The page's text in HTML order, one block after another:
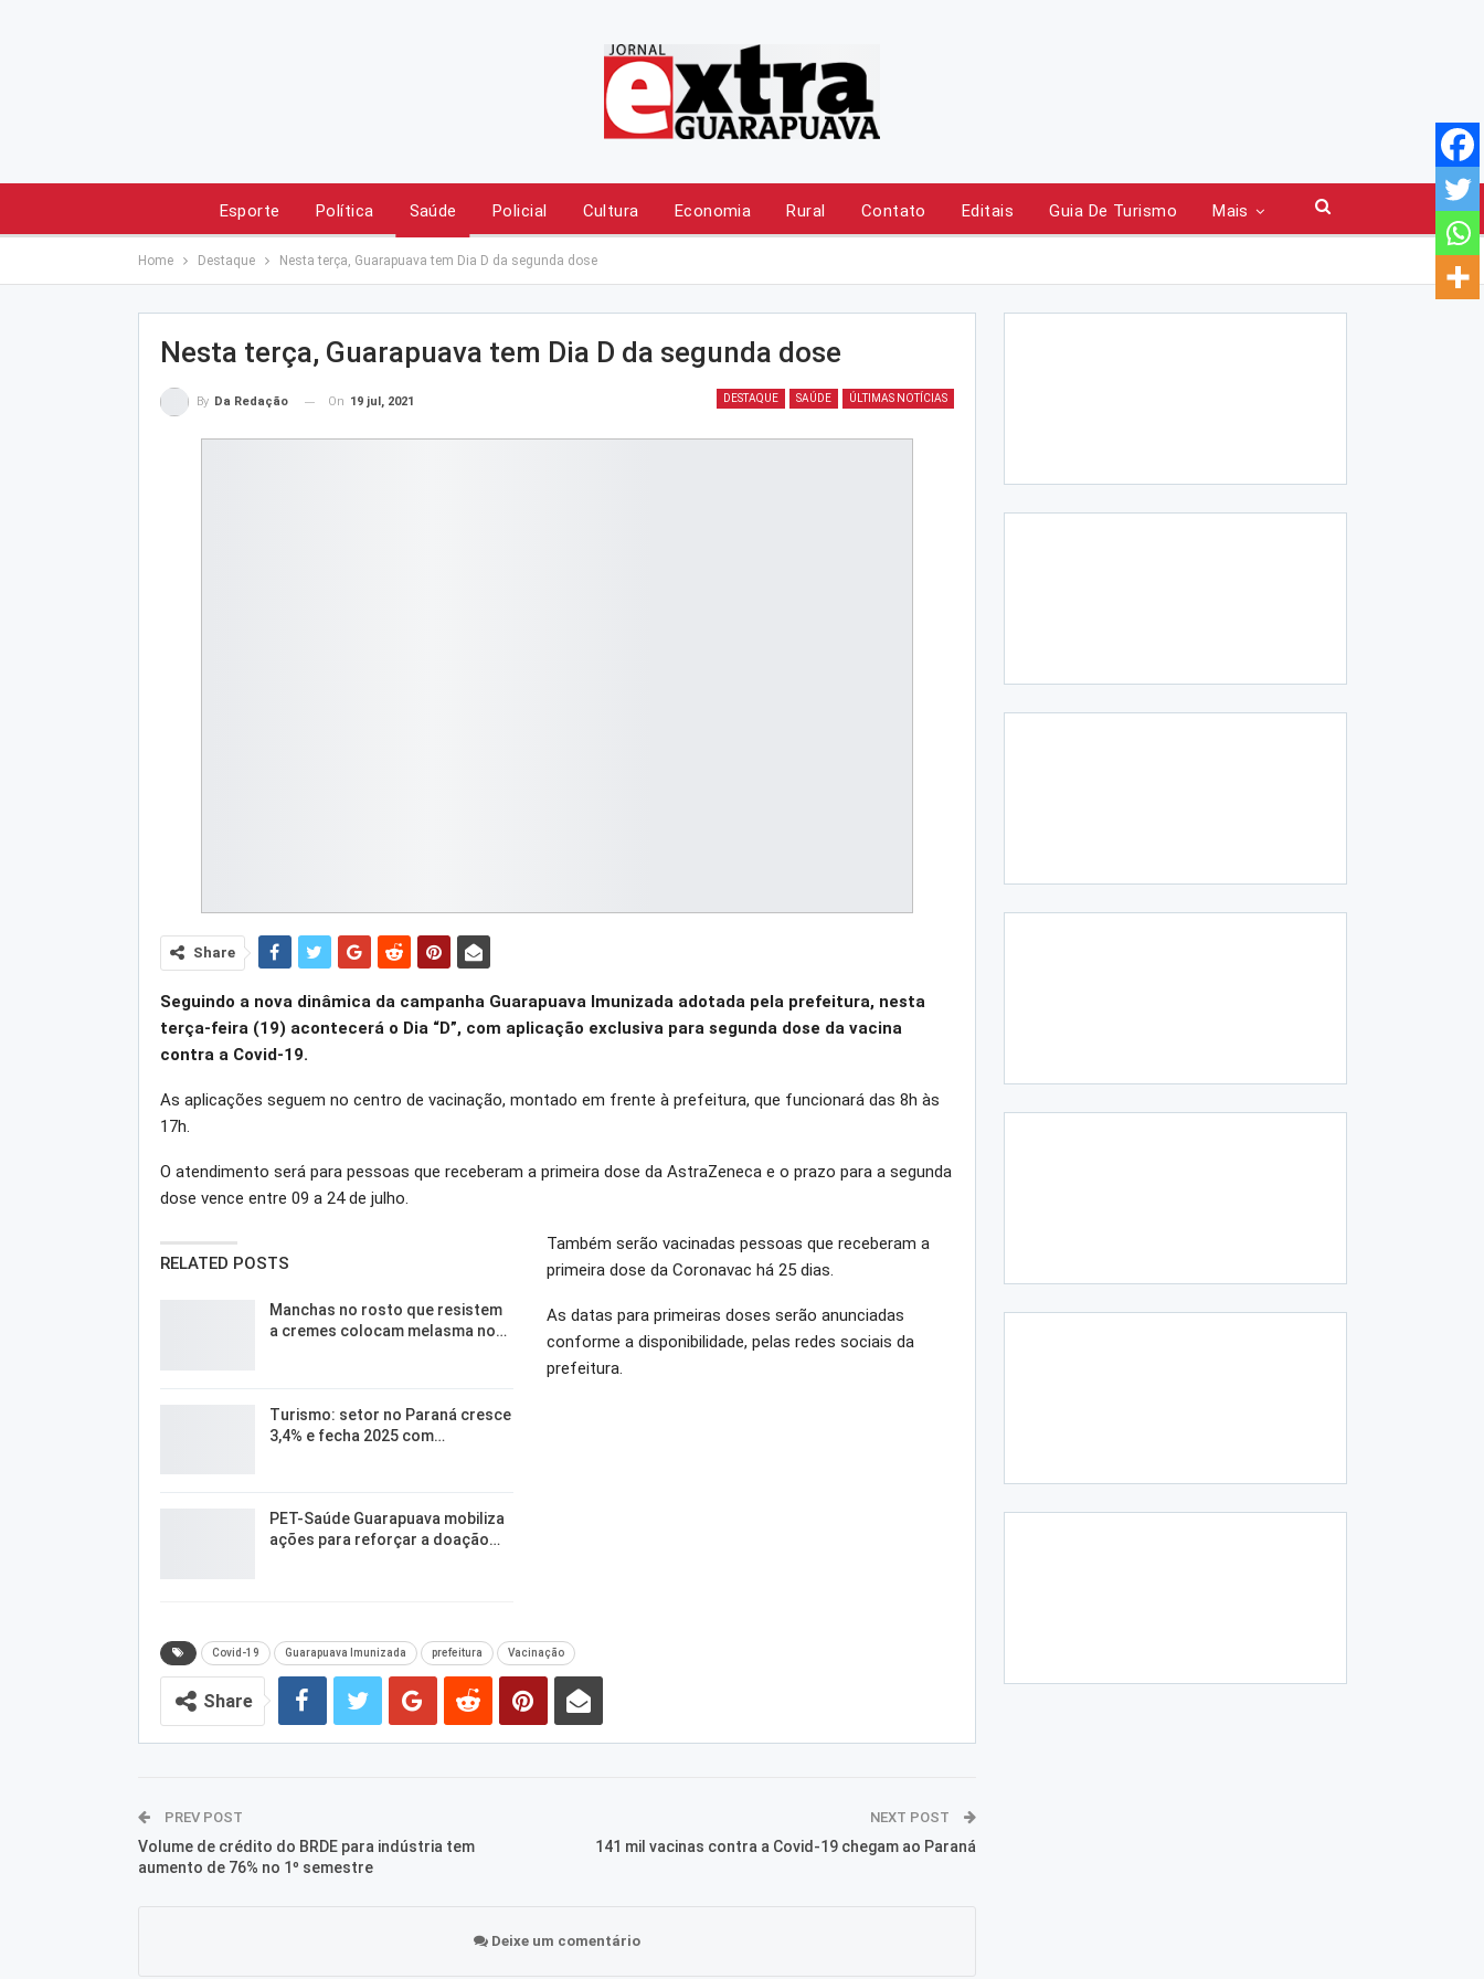
Esporte Política Saúde Policial Cultura Economia Rural Contato Editais Guia De Turismo Mais
Home Destaque Nesta terça, Guarapuava tem Dia D da segunda dose
Nesta terça, Guarapuava tem Dia D da segunda dose
DESTAQUE SAÚDE ÚLTIMAS NOTÍCIAS
By Da Redação On 19 jul, 2021
Share
Seguindo a nova dinâmica da campanha Guarapuava Imunizada adotada pela prefeitura, nesta
terça-feira (19) acontecerá o Dia “D”, com aplicação exclusiva para segunda dose da vacina
contra a Covid-19.
As aplicações seguem no centro de vacinação, montado em frente à prefeitura, que funcionará das 8h às
17h.
O atendimento será para pessoas que receberam a primeira dose da AstraZeneca e o prazo para a segunda
dose vence entre 09 a 24 de julho.
RELATED POSTS
Manchas no rosto que resistem
a cremes colocam melasma no…
Turismo: setor no Paraná cresce
3,4% e fecha 2025 com…
PET-Saúde Guarapuava mobiliza
ações para reforçar a doação…
Também serão vacinadas pessoas que receberam a
primeira dose da Coronavac há 25 dias.
As datas para primeiras doses serão anunciadas
conforme a disponibilidade, pelas redes sociais da
prefeitura.
Covid-19 Guarapuava Imunizada prefeitura Vacinação
Share
PREV POST
Volume de crédito do BRDE para indústria tem
aumento de 76% no 1º semestre
NEXT POST
141 mil vacinas contra a Covid-19 chegam ao Paraná
Deixe um comentário